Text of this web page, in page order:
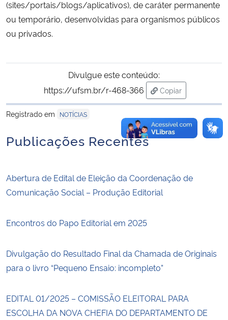
(sites/portais/blogs/aplicativos), de caráter permanente
ou temporário, desenvolvidas para organismos públicos
ou privados.
Divulgue este conteúdo:
https://ufsm.br/r-468-366
Copiar
para área de
Registrado em
NOTÍCIAS
Publicações Recentes
Abertura de Edital de Eleição da Coordenação de
Comunicação Social – Produção Editorial
Encontros do Papo Editorial em 2025
Divulgação do Resultado Final da Chamada de Originais
para o livro “Pequeno Ensaio: incompleto”
EDITAL 01/2025 – COMISSÃO ELEITORAL PARA
ESCOLHA DA NOVA CHEFIA DO DEPARTAMENTO DE